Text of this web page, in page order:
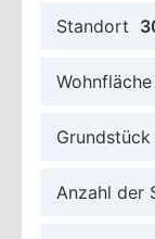
Standort
Wohnfläche
Grundstück
Anzahl der